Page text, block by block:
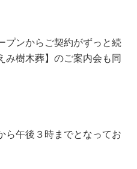
プンからご契約がずっと続
み樹木葬】のご案内会も同
ら午後３時までとなってお